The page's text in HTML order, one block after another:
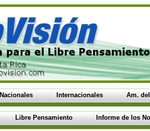
Nacionales Internacionales Am.
Libre Pensamiento Informe de los